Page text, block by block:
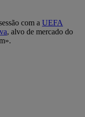
com a UEFA
, alvo de mercado do